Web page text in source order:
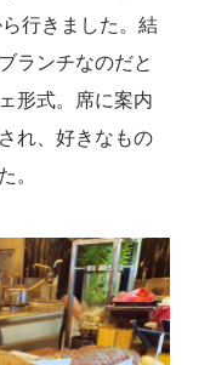
行きました。結
ランチなのだと
形式。席に案内
れ、好きなもの
。